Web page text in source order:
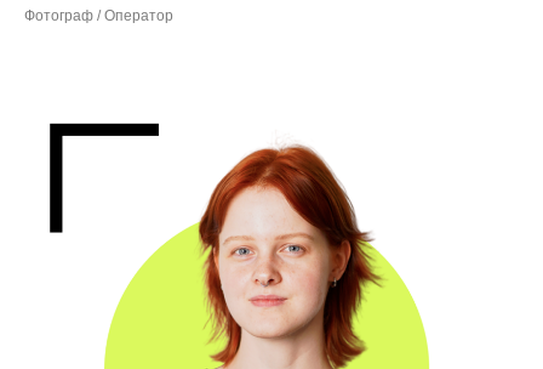
Фотограф / Оператор